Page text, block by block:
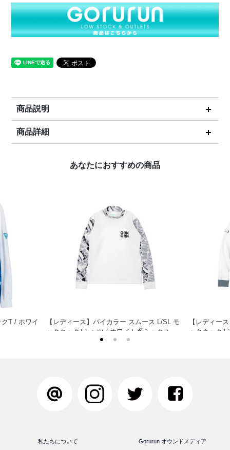
商品説明
商品詳細
あなたにおすすめの商品
【レディース】バイカラー スムース L/SL モ
ックネックTシャツ / ホワイト系ミックス
【レディー
ックネック
T / ホワイ
私たちについて Gorurun オウンドメディア